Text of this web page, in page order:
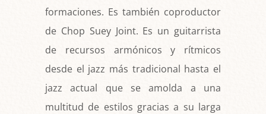
formaciones. Es también coproductor
de Chop Suey Joint. Es un guitarrista
de recursos armónicos y rítmicos
desde el jazz más tradicional hasta el
jazz actual que se amolda a una
multitud de estilos gracias a su larga